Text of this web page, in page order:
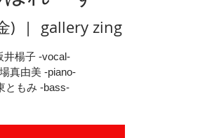
)
  |
gallery zing
井楊子 -vocal-
場真由美 -piano-
ともみ -bass-